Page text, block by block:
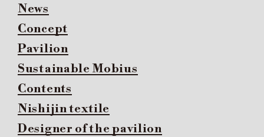
News
Concept
Pavilion
Sustainable Mobius
Contents
Nishijin textile
Designer of the pavilion